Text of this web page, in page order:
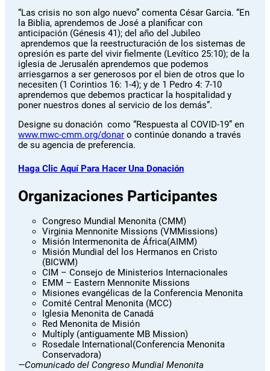
“Las crisis no son algo nuevo” comenta César Garcia. “En
la Biblia, aprendemos de José a planificar con
anticipación (Génesis 41); del año del Jubileo
aprendemos que la reestructuración de los sistemas de
opresión es parte del vivir fielmente (Levítico 25:10); de la
iglesia de Jerusalén aprendemos que podemos
arriesgarnos a ser generosos por el bien de otros que lo
necesiten (1 Corintios 16: 1-4); y de 1 Pedro 4: 7-10
aprendemos que debemos practicar la hospitalidad y
poner nuestros dones al servicio de los demás”.
Designe su donación como “Respuesta al COVID-19” en
www.mwc-cmm.org/donar o continúe donando a través
de su agencia de preferencia.
Haga Clic Aquí Para Hacer Una Donación
Organizaciones Participantes
Congreso Mundial Menonita (CMM)
Virginia Mennonite Missions (VMMissions)
Misión Intermenonita de África(AIMM)
Misión Mundial del los Hermanos en Cristo
(BICWM)
CIM – Consejo de Ministerios Internacionales
EMM – Eastern Mennonite Missions
Misiones evangélicas de la Conferencia Menonita
Comité Central Menonita (MCC)
Iglesia Menonita de Canadá
Red Menonita de Misión
Multiply (antiguamente MB Mission)
Rosedale International(Conferencia Menonita
Conservadora)
—Comunicado del Congreso Mundial Menonita